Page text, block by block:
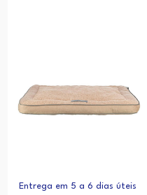
Entrega em 5 a 6 dias úteis